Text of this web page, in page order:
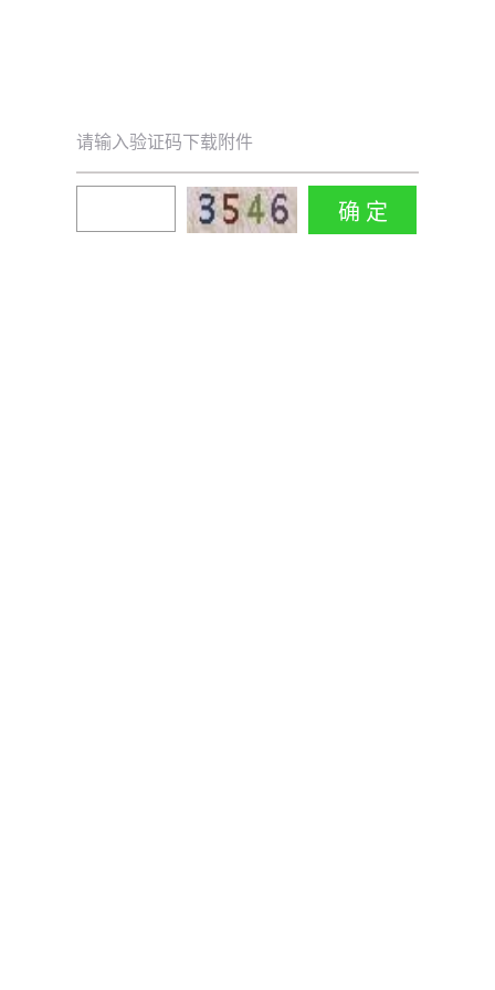
请输入验证码下载附件